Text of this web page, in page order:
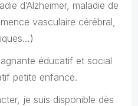
d’Alzheimer, maladie de
vasculaire cérébral,
éducatif et social
petite enfance.
je suis disponible dès